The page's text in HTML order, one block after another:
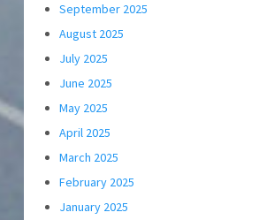
September 2025
August 2025
July 2025
June 2025
May 2025
April 2025
March 2025
February 2025
January 2025